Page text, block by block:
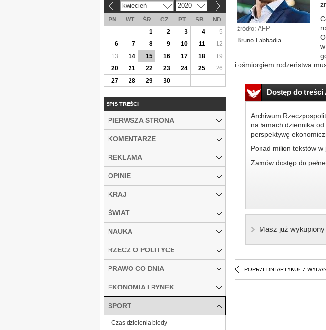
źródło: AFP
Bruno Labbadia
i ośmiorgiem rodzeństwa
Dostęp do treści
Archiwum
na łamach dziennika
perspektywę
Ponad milion tekstów w
Zamów dostęp do
Masz już wykupiony
POPRZEDNI ARTYKUŁ Z
kwiecień 2020
PN WT ŚR CZ PT SB
ND
1
2 3 4
5
6
7 8 9 10 11
12
13
14 15 16 17 18
19
20
21 22 23 24 25
26
27
28 29 30
SPIS TREŚCI
PIERWSZA STRONA
KOMENTARZE
REKLAMA
OPINIE
KRAJ
ŚWIAT
NAUKA
RZECZ O POLITYCE
PRAWO CO DNIA
EKONOMIA I RYNEK
SPORT
Czas dzielenia biedy